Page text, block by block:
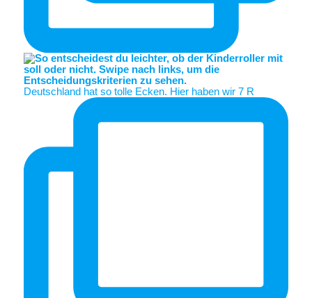
Deutschland hat so tolle Ecken. Hier haben wir 7 R